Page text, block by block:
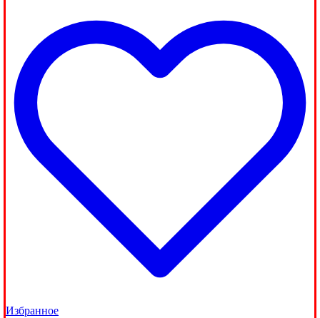
Избранное